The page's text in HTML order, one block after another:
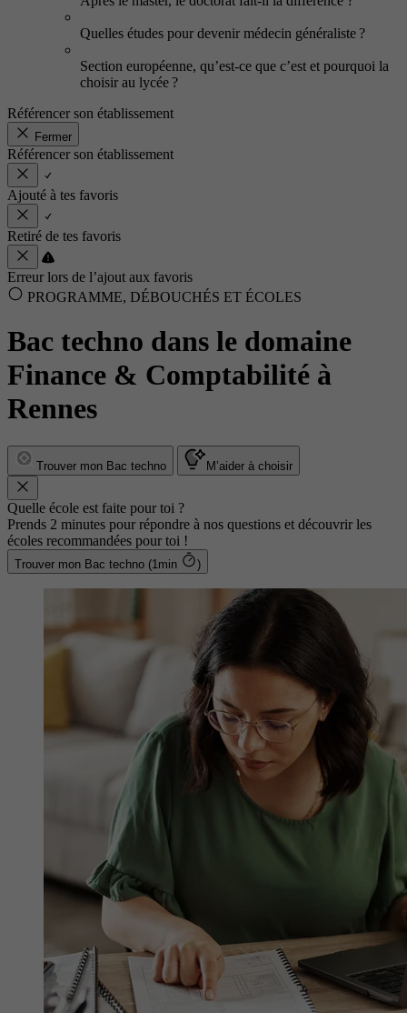
Quelles études pour devenir médecin généraliste ?
Section européenne, qu’est-ce que c’est et pourquoi la
choisir au lycée ?
Référencer son établissement
Fermer
Référencer son établissement
Ajouté à tes favoris
Retiré de tes favoris
Erreur lors de l’ajout aux favoris
PROGRAMME, DÉBOUCHÉS ET ÉCOLES
Bac techno dans le domaine
Finance & Comptabilité à
Rennes
Trouver mon Bac techno M’aider à choisir
Quelle école est faite pour toi ?
Prends 2 minutes pour répondre à nos questions et découvrir les
écoles recommandées pour toi !
Trouver mon Bac techno (1min )